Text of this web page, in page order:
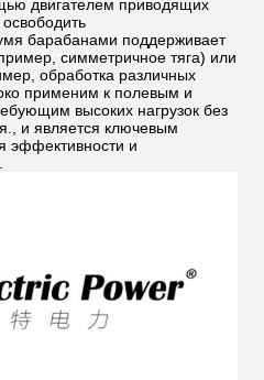
двигателем приводящих
барабанами поддерживает
симметричное тяга) или
обработка различных
применим к полевым и
высоких нагрузок без
и является ключевым
эффективности и